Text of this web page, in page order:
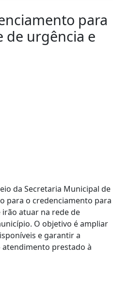
para
de urgência e
da Secretaria Municipal de
para o credenciamento para
atuar na rede de
O objetivo é ampliar
e garantir a
prestado à